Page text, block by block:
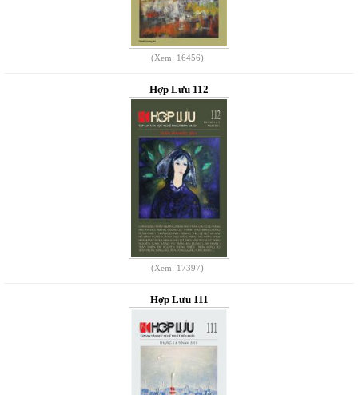
(Xem: 16456)
Hợp Lưu 112
(Xem: 17397)
Hợp Lưu 111